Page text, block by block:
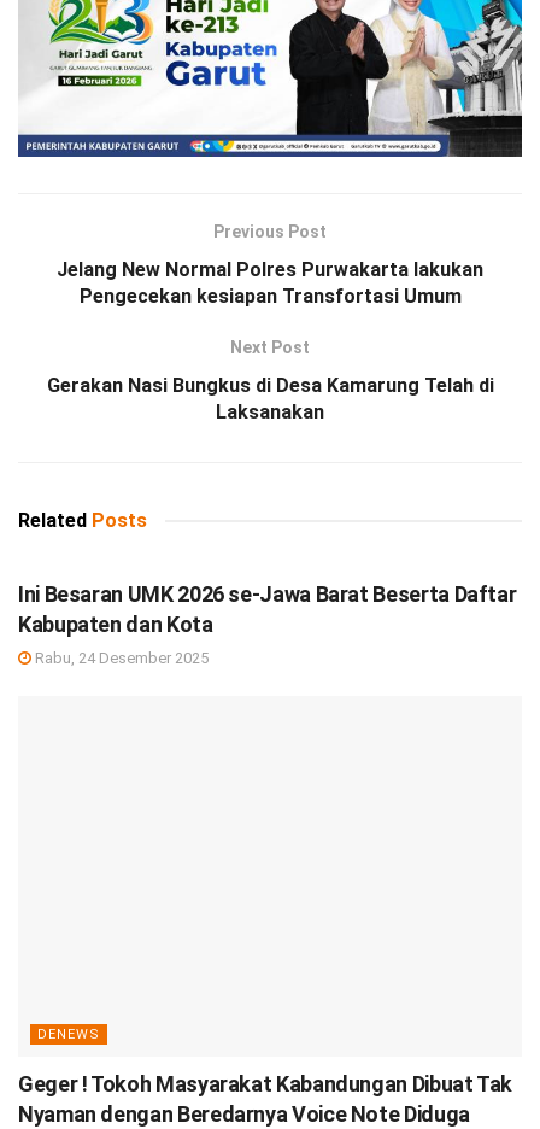
Previous Post
Jelang New Normal Polres Purwakarta lakukan
Pengecekan kesiapan Transfortasi Umum
Next Post
Gerakan Nasi Bungkus di Desa Kamarung Telah di
Laksanakan
Related Posts
Ini Besaran UMK 2026 se-Jawa Barat Beserta Daftar
Kabupaten dan Kota
Rabu, 24 Desember 2025
DENEWS
Geger ! Tokoh Masyarakat Kabandungan Dibuat Tak
Nyaman dengan Beredarnya Voice Note Diduga